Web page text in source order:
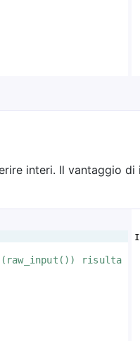
interi. Il vantaggio
risulta